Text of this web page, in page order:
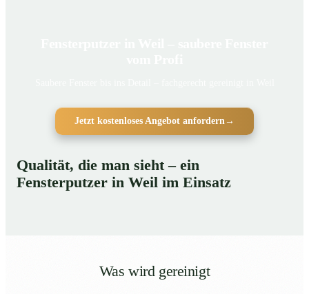
Jetzt kostenloses Angebot anfordern →
Qualität, die man sieht – ein
Fensterputzer in Weil im Einsatz
Was wird gereinigt